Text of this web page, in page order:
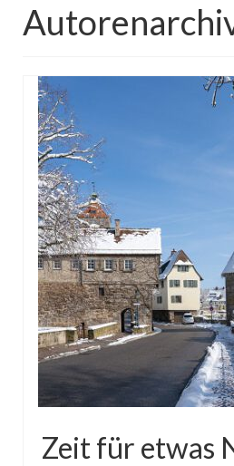
Die Wohnung (Bilder)
Preise & freie Termine
Ausstattung, Infos &
Zeit für etwas